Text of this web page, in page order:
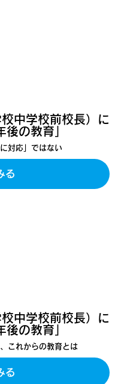
中学校前校長）に
の教育」
対応」ではない
る
中学校前校長）に
の教育」
これからの教育とは
る